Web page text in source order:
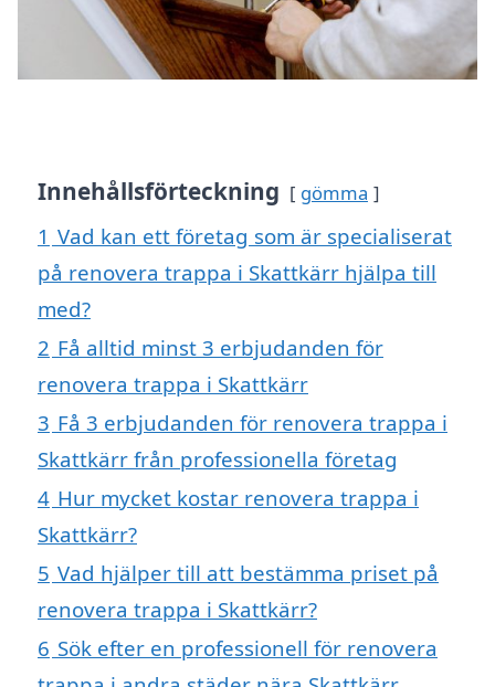
Innehållsförteckning gömma
1 Vad kan ett företag som är specialiserat
på renovera trappa i Skattkärr hjälpa till
med?
2 Få alltid minst 3 erbjudanden för
renovera trappa i Skattkärr
3 Få 3 erbjudanden för renovera trappa i
Skattkärr från professionella företag
4 Hur mycket kostar renovera trappa i
Skattkärr?
5 Vad hjälper till att bestämma priset på
renovera trappa i Skattkärr?
6 Sök efter en professionell för renovera